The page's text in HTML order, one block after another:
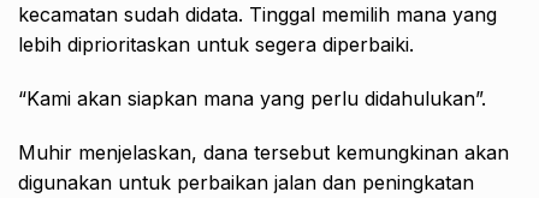
kecamatan sudah didata. Tinggal memilih mana yang
lebih diprioritaskan untuk segera diperbaiki.
“Kami akan siapkan mana yang perlu didahulukan”.
Muhir menjelaskan, dana tersebut kemungkinan akan
digunakan untuk perbaikan jalan dan peningkatan